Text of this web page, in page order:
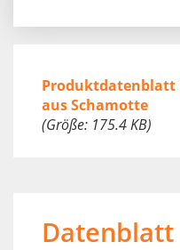
Produktdatenblatt
aus Schamotte
(Größe: 175.4 KB)
Datenblatt